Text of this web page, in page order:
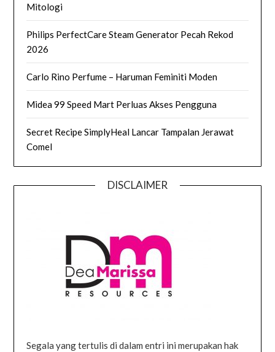
Mitologi
Philips PerfectCare Steam Generator Pecah Rekod
2026
Carlo Rino Perfume – Haruman Feminiti Moden
Midea 99 Speed Mart Perluas Akses Pengguna
Secret Recipe SimplyHeal Lancar Tampalan Jerawat
Comel
DISCLAIMER
Segala yang tertulis di dalam entri ini merupakan hak